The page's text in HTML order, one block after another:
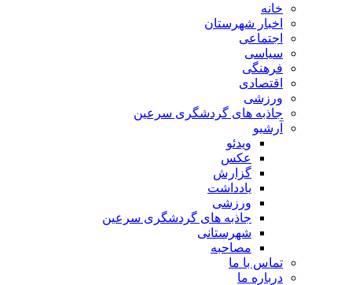
خانه
اخبار شهرستان
اجتماعی
سیاسی
فرهنگی
اقتصادی
ورزشی
جاذبه های گردشگری سرعین
آرشیو
ویدئو
عکس
گزارش
یادداشت
ورزشی
جاذبه های گردشگری سرعین
شهرستانی
مصاحبه
تماس با ما
درباره ما